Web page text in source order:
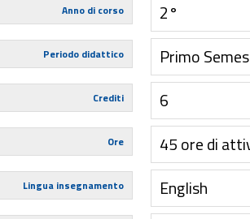
Anno di corso 2°
Periodo didattico Primo
Crediti 6
Ore 45 ore di
Lingua insegnamento English